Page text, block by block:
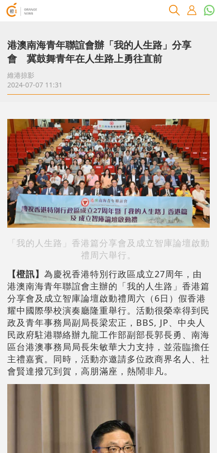
港澳南海青年聯誼會辦「我的人生路」分享
會 冀鼓舞青年在人生路上勇往直前
維港掠影
2024-07-07 11:31
「我的人生路」香港篇分享會及成立智庫論壇啟動
禮周六舉行。
【橙訊】 為慶祝香港特別行政區成立27周年，由
港澳南海青年聯誼會主辦的「我的人生路」香港篇
分享會及成立智庫論壇啟動禮周六（6日）假香港
耀中國際學校演奏廳隆重舉行。活動很榮幸得到民
政及青年事務局副局長梁宏正，BBS, JP、中央人
民政府駐港聯絡辦九龍工作部副部長郭長勇、南海
區台港澳事務局局長朱敏華大力支持，並蒞臨擔任
主禮嘉賓。同時，活動亦邀請多位政商界名人、社
會賢達撥冗到賀，高朋滿座，熱鬧非凡。